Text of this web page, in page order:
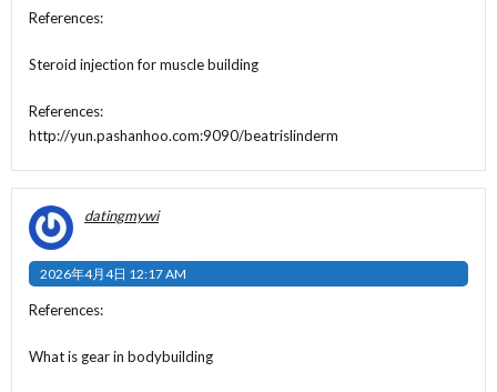
References:
Steroid injection for muscle building
References:
http://yun.pashanhoo.com:9090/beatrislinderm
datingmywi
2026年4月4日 12:17 AM
References:
What is gear in bodybuilding